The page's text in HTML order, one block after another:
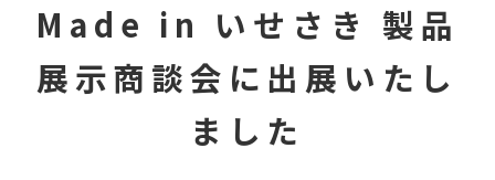
Made in いせさき 製品
展示商談会に出展いたし
ました